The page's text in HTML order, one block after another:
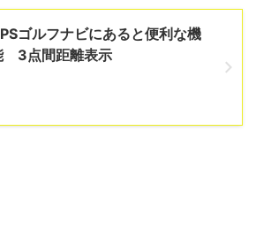
ゴルフナビにあると便利な機
3点間距離表示